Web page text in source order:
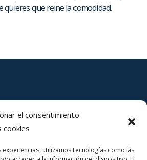
el consentimiento
cookies
experiencias, utilizamos tecnologías como las
quieres que reine la comodidad.
mediante nuestro formulario